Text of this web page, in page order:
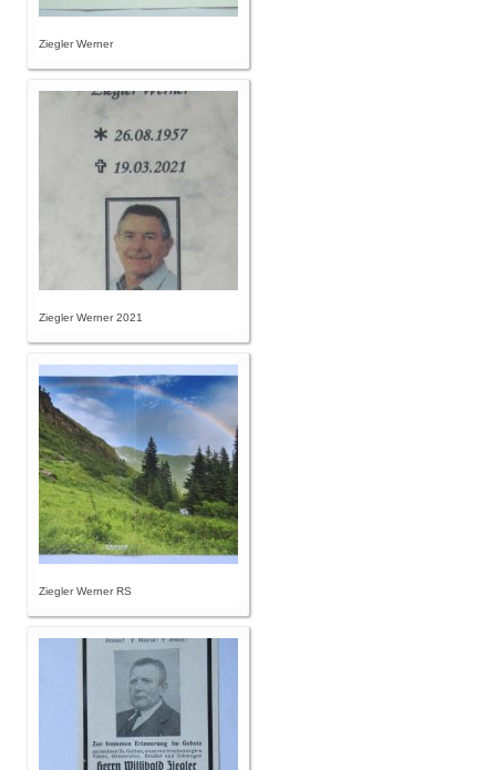
Ziegler Werner
Ziegler Werner 2021
Ziegler Werner RS